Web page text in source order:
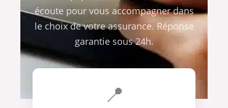
écoute pour vous accompagner dans
le choix de votre assurance. Réponse
garantie sous 24h.
📍